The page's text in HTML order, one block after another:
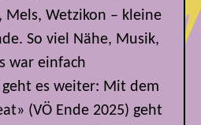
Mels, Wetzikon – kleine
So viel Nähe, Musik,
war einfach
es weiter: Mit dem
(VÖ Ende 2025) geht